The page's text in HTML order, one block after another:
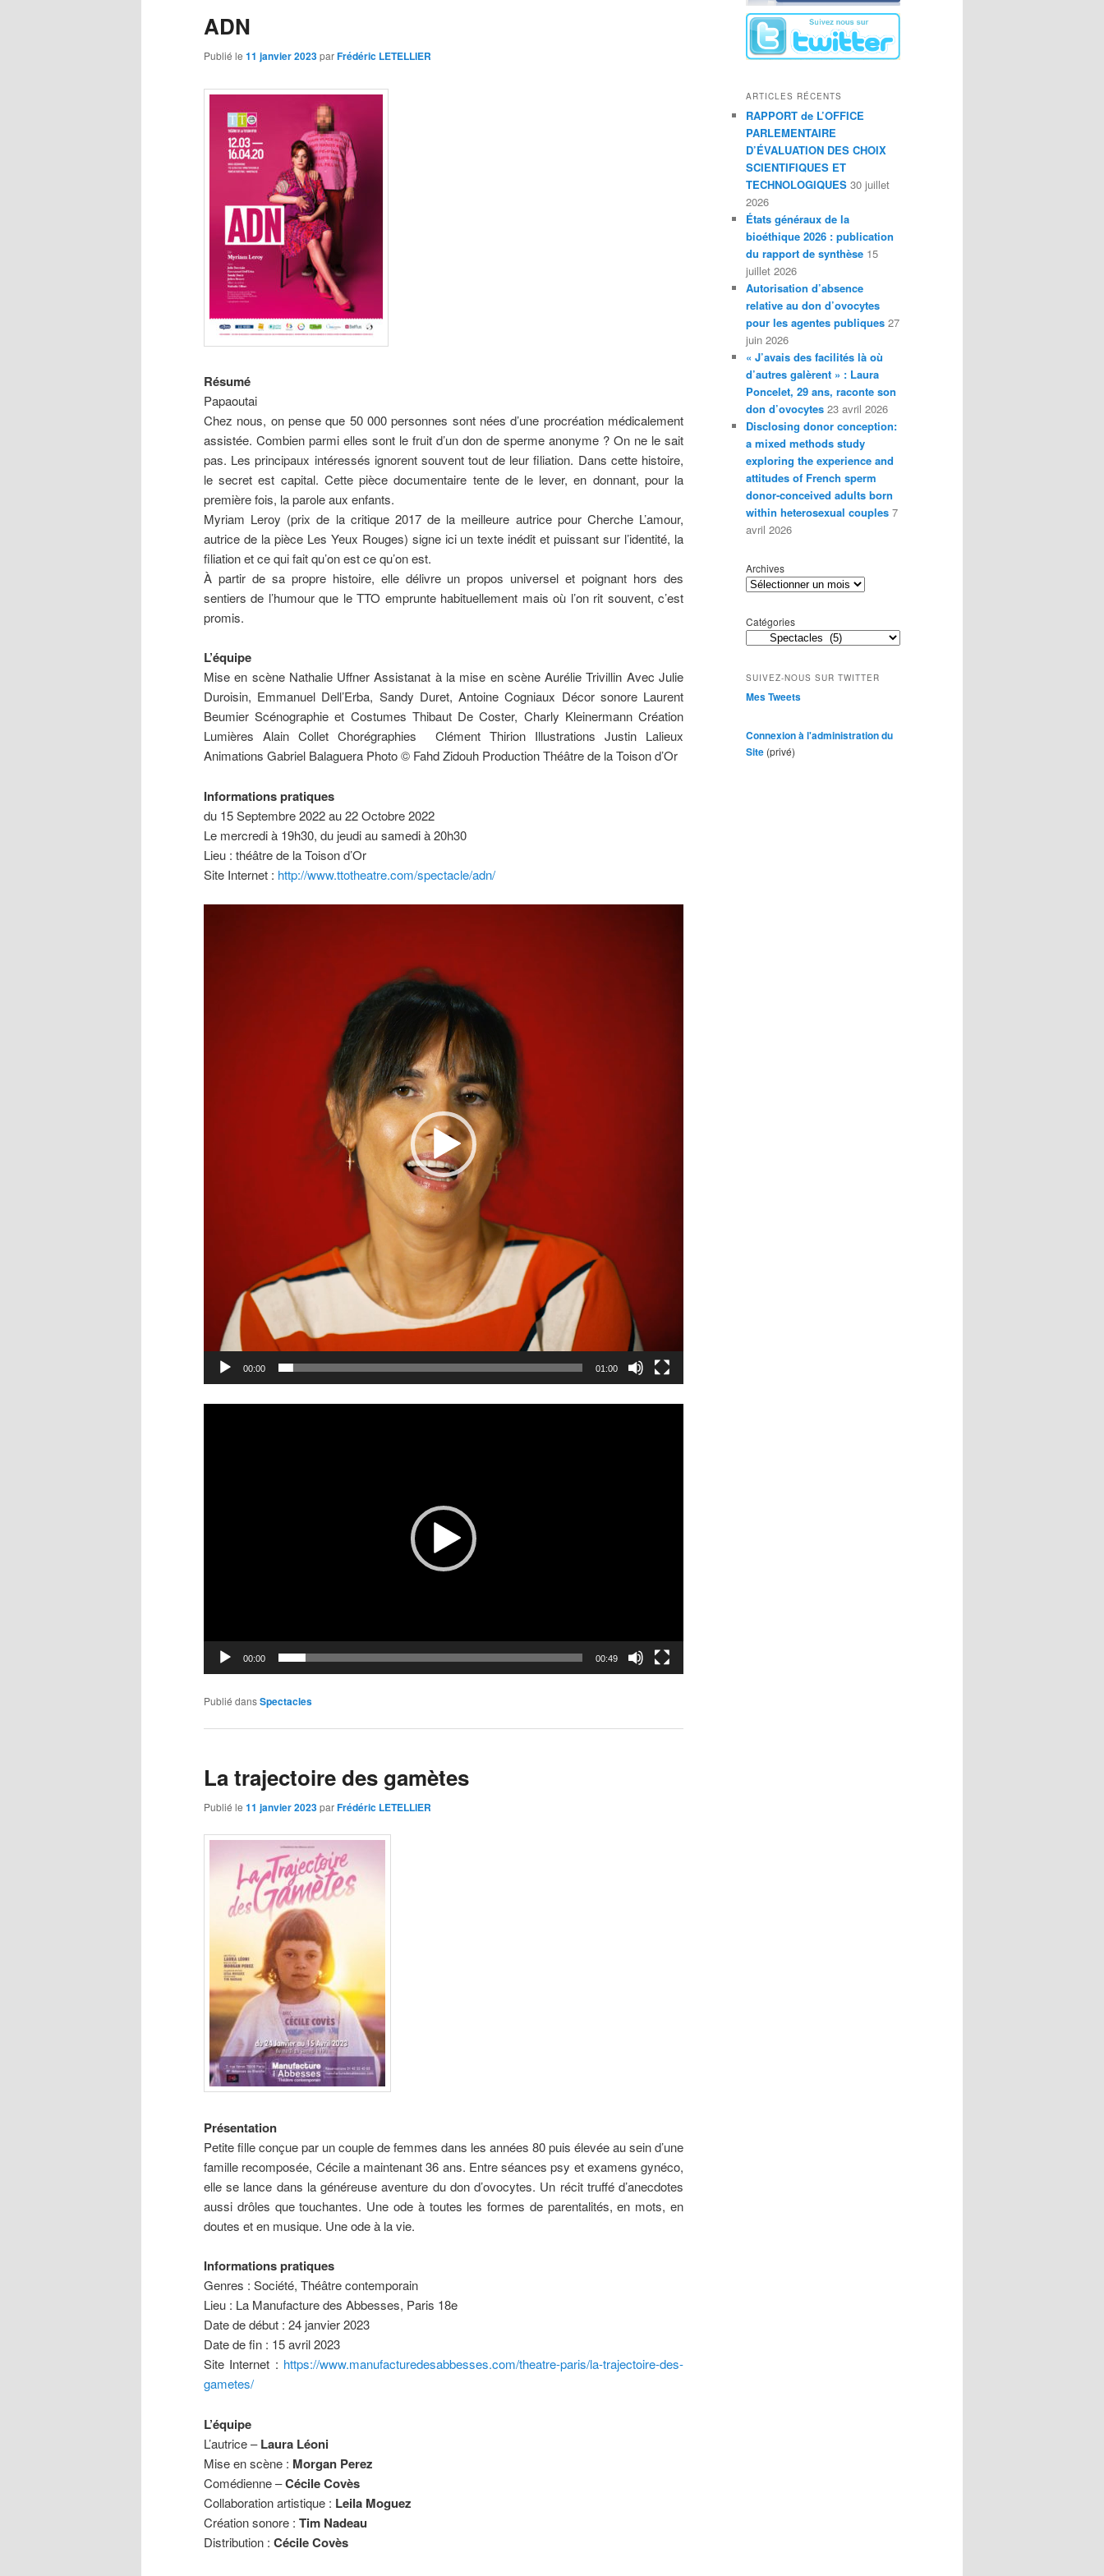
ADN
Publié le 11 janvier 2023parFrédéric LETELLIER
Résumé
Papaoutai
Chez nous, on pense que 50 000 personnes sont nées d’une procréation médicalement
assistée. Combien parmi elles sont le fruit d’un don de sperme anonyme ? On ne le sait
pas. Les principaux intéressés ignorent souvent tout de leur filiation. Dans cette histoire,
le secret est capital. Cette pièce documentaire tente de le lever, en donnant, pour la
première fois, la parole aux enfants.
Myriam Leroy (prix de la critique 2017 de la meilleure autrice pour Cherche L’amour,
autrice de la pièce Les Yeux Rouges) signe ici un texte inédit et puissant sur l’identité, la
filiation et ce qui fait qu’on est ce qu’on est.
À partir de sa propre histoire, elle délivre un propos universel et poignant hors des
sentiers de l’humour que le TTO emprunte habituellement mais où l’on rit souvent, c’est
promis.
L’équipe
Mise en scène Nathalie Uffner Assistanat à la mise en scène Aurélie Trivillin Avec Julie
Duroisin, Emmanuel Dell’Erba, Sandy Duret, Antoine Cogniaux Décor sonore Laurent
Beumier Scénographie et Costumes Thibaut De Coster, Charly Kleinermann Création
Lumières Alain Collet Chorégraphies Clément Thirion Illustrations Justin Lalieux
Animations Gabriel Balaguera Photo © Fahd Zidouh Production Théâtre de la Toison d’Or
Informations pratiques
du 15 Septembre 2022 au 22 Octobre 2022
Le mercredi à 19h30, du jeudi au samedi à 20h30
Lieu : théâtre de la Toison d’Or
Site Internet : http://www.ttotheatre.com/spectacle/adn/
00:00 01:00
00:00 00:49
Publié dansSpectacles
La trajectoire des gamètes
Publié le 11 janvier 2023parFrédéric LETELLIER
Présentation
Petite fille conçue par un couple de femmes dans les années 80 puis élevée au sein d’une
famille recomposée, Cécile a maintenant 36 ans. Entre séances psy et examens gynéco,
elle se lance dans la généreuse aventure du don d’ovocytes. Un récit truffé d’anecdotes
aussi drôles que touchantes. Une ode à toutes les formes de parentalités, en mots, en
doutes et en musique. Une ode à la vie.
Informations pratiques
Genres : Société, Théâtre contemporain
Lieu : La Manufacture des Abbesses, Paris 18e
Date de début : 24 janvier 2023
Date de fin : 15 avril 2023
Site Internet : https://www.manufacturedesabbesses.com/theatre-paris/la-trajectoire-des-
gametes/
L’équipe
L’autrice –Laura Léoni
Mise en scène : Morgan Perez
Comédienne –Cécile Covès
Collaboration artistique : Leila Moguez
Création sonore : Tim Nadeau
Distribution : Cécile Covès
ARTICLES RÉCENTS
RAPPORT de L’OFFICE
PARLEMENTAIRE
D’ÉVALUATION DES CHOIX
SCIENTIFIQUES ET
TECHNOLOGIQUES 30 juillet
2026
États généraux de la
bioéthique 2026 : publication
du rapport de synthèse 15
juillet 2026
Autorisation d’absence
relative au don d’ovocytes
pour les agentes publiques 27
juin 2026
« J’avais des facilités là où
d’autres galèrent » : Laura
Poncelet, 29 ans, raconte son
don d’ovocytes 23 avril 2026
Disclosing donor conception:
a mixed methods study
exploring the experience and
attitudes of French sperm
donor-conceived adults born
within heterosexual couples 7
avril 2026
Archives
Catégories
SUIVEZ-NOUS SUR TWITTER
Mes Tweets
Connexion à l'administration du
Site (privé)